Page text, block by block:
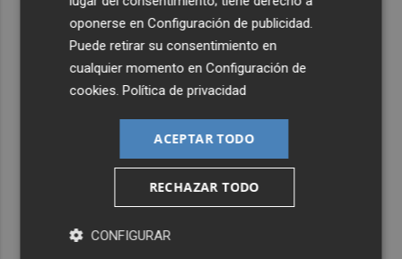
oponerse enConfiguración de publicidad.
Puede retirar su consentimiento en
cualquier momento enConfiguración de
cookies.Política de privacidad
ACEPTAR TODO
RECHAZAR TODO
CONFIGURAR